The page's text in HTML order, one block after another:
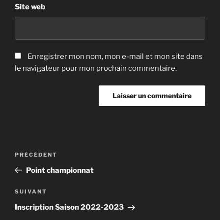
Site web
Enregistrer mon nom, mon e-mail et mon site dans
le navigateur pour mon prochain commentaire.
Navigation
l’article
Article
précédent
PRÉCÉDENT
Point championnat
Article
suivant
SUIVANT
Inscription Saison 2022-2023